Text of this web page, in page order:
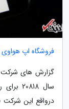
فروشگاه اپ
گزارش های شرکت
سال
درواقع این